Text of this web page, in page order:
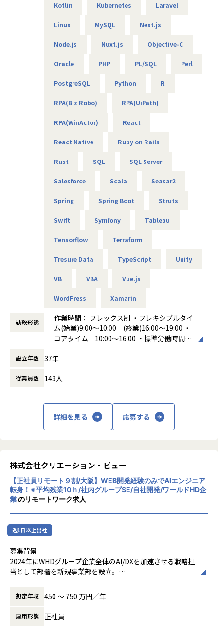
当社は社長を含め、社員構成の9割以上がエンジニアです。
りたい」という想いを込めて創業したため、
働き方を考慮して下記環境を用意しています。
・9割以上がリモート（年に数回程度の出社メンバーも）
・有給消化日数は18.5日（夏季休暇含む）
【業務の変更の範囲】
Kotlin Kubernetes Laravel
Linux MySQL Next.js
Node.js Nuxt.js Objective-C
Oracle PHP PL/SQL Perl
PostgreSQL Python R
RPA(Biz Robo) RPA(UiPath)
RPA(WinActor) React
React Native Ruby on Rails
Rust SQL SQL Server
Salesforce Scala Seasar2
Spring Spring Boot Struts
Swift Symfony Tableau
Tensorflow Terraform
Tresure Data TypeScript Unity
VB VBA Vue.js
WordPress Xamarin
勤務形態
作業時間： フレックス制 ・フレキシブルタイ
ム(始業)9:00～10:00 (終業)16:00～19:00 ・
コアタイム 10:00～16:00 ・標準労働時間
働き方：
休憩時間： 60分
設立年数 37年
従業員数 143人
詳細を見る 応募する
株式会社クリエーション・ビュー
【正社員リモート９割/大阪】WEB開発経験のみでAIエンジニア
転身！※平均残業10ｈ/社内グループSE/自社開発/ワールドHD企
業のリモートワーク求人
週1日以上出社
募集背景
2024年にWHDグループ企業全体のAI/DXを加速させる戦略担
当として部署を新規事業部を設立。
える多様なビジネス課題に対し、AIを活用したシステム開発
を通じて事業価値の最大化に貢献しています。また外部クラ
イアントの案件も拡大中です。
現在、当部署は10名超の精鋭でAI/DX事業のシステム開発を
想定年収 450 〜 750 万円／年
雇用形態 正社員